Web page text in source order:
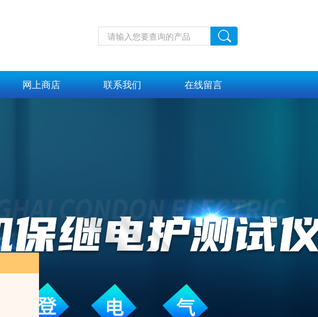
网上商店 联系我们 在线留言